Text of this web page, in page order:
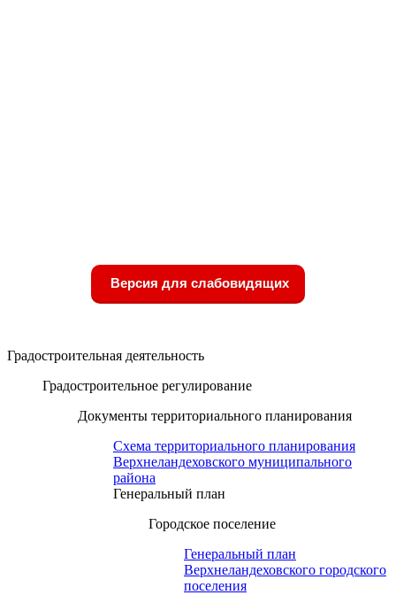
Версия для слабовидящих
Градостроительная деятельность
Градостроительное регулирование
Документы территориального планирования
Схема территориального планирования
Верхнеландеховского муниципального
района
Генеральный план
Городское поселение
Генеральный план
Верхнеландеховского городского
поселения